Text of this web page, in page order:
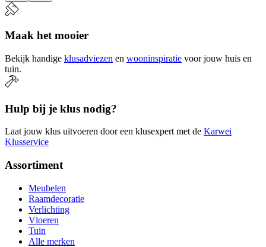
Maak het mooier
Bekijk handige klusadviezen en wooninspiratie voor jouw huis en
tuin.
Hulp bij je klus nodig?
Laat jouw klus uitvoeren door een klusexpert met de Karwei
Klusservice
Assortiment
Meubelen
Raamdecoratie
Verlichting
Vloeren
Tuin
Alle merken